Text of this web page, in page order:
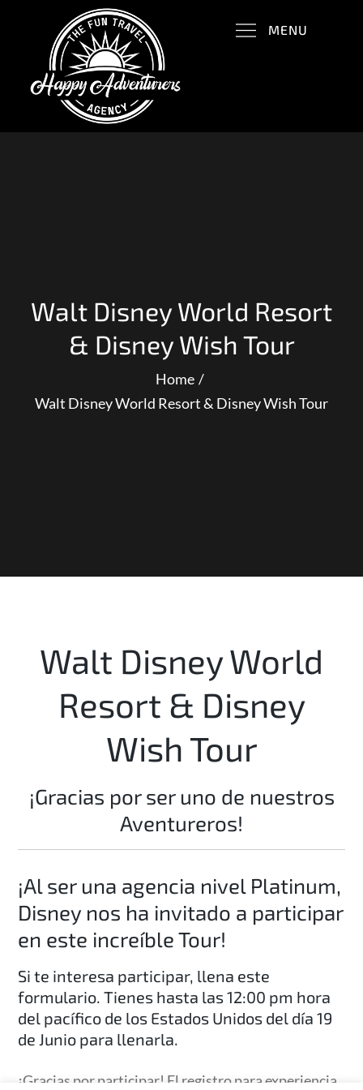
Happy Adventurers
MENU
Walt Disney World Resort
& Disney Wish Tour
Home
Walt Disney World Resort & Disney Wish Tour
Walt Disney World
Resort & Disney
Wish Tour
¡Gracias por ser uno de nuestros
Aventureros!
¡Al ser una agencia nivel Platinum,
Disney nos ha invitado a participar
en este increíble Tour!
Si te interesa participar, llena este
formulario. Tienes hasta las 12:00 pm hora
del pacífico de los Estados Unidos del día 19
de Junio para llenarla.
¡Gracias por participar! El registro para experiencia